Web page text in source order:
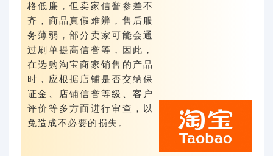
格低廉，但卖家信誉参差不
齐，商品真假难辨，售后服
务薄弱，部分卖家可能会通
过刷单提高信誉等，因此，
在选购淘宝商家销售的产品
时，应根据店铺是否交纳保
证金、店铺信誉等级、客户
评价等多方面进行审查，以
免造成不必要的损失。